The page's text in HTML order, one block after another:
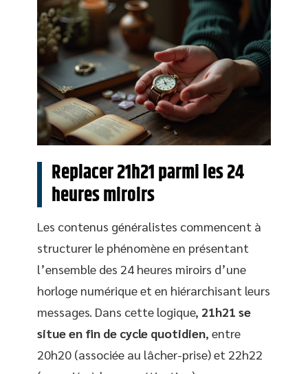
Replacer 21h21 parmi les 24
heures miroirs
Les contenus généralistes commencent à
structurer le phénomène en présentant
l’ensemble des 24 heures miroirs d’une
horloge numérique et en hiérarchisant leurs
messages. Dans cette logique, 21h21 se
situe en fin de cycle quotidien, entre
20h20 (associée au lâcher-prise) et 22h22